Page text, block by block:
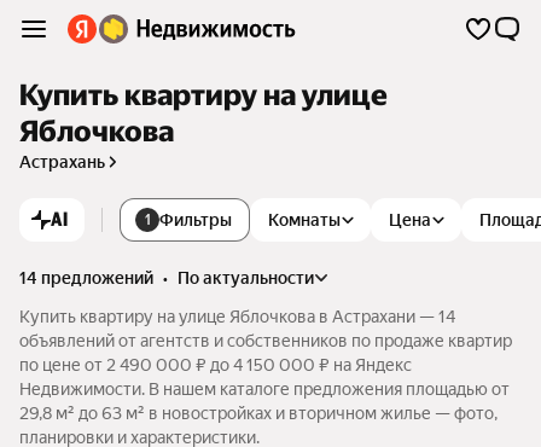
Купить квартиру на улице
Яблочкова
Астрахань
AI 1 Фильтры Комнаты Цена
14 предложений •
по актуальности
Купить квартиру на улице Яблочкова в Астрахани — 14
объявлений от агентств и собственников по продаже квартир
по цене от 2 490 000 ₽ до 4 150 000 ₽ на Яндекс
Недвижимости. В нашем каталоге предложения площадью от
29,8 м² до 63 м² в новостройках и вторичном жилье — фото,
планировки и характеристики.